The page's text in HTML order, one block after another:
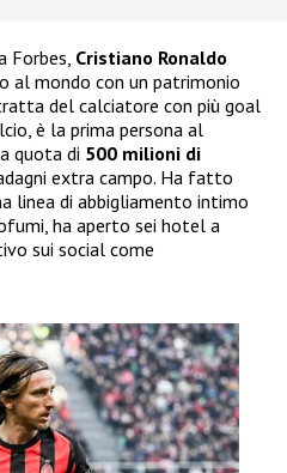
Forbes, Cristiano Ronaldo
al mondo con un patrimonio
del calciatore con più goal
è la prima persona al
quota di 500 milioni di
extra campo. Ha fatto
linea di abbigliamento intimo
ha aperto sei hotel a
sui social come